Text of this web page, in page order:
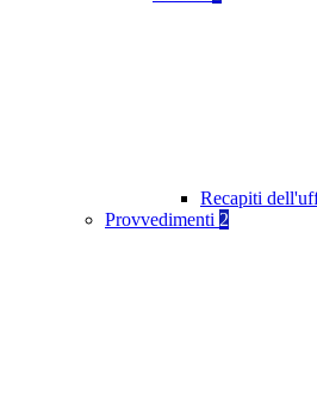
Recapiti
Provvedimenti 2